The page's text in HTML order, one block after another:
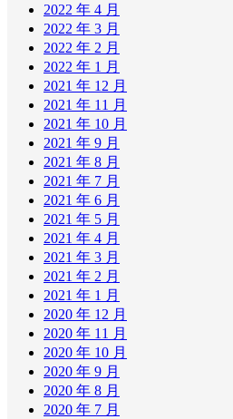
2022 年 4 月
2022 年 3 月
2022 年 2 月
2022 年 1 月
2021 年 12 月
2021 年 11 月
2021 年 10 月
2021 年 9 月
2021 年 8 月
2021 年 7 月
2021 年 6 月
2021 年 5 月
2021 年 4 月
2021 年 3 月
2021 年 2 月
2021 年 1 月
2020 年 12 月
2020 年 11 月
2020 年 10 月
2020 年 9 月
2020 年 8 月
2020 年 7 月